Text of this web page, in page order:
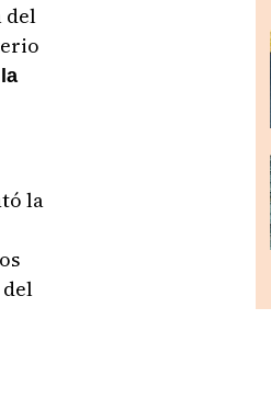
del
la
la